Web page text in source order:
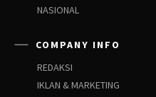
NASIONAL
COMPANY INFO
REDAKSI
IKLAN & MARKETING